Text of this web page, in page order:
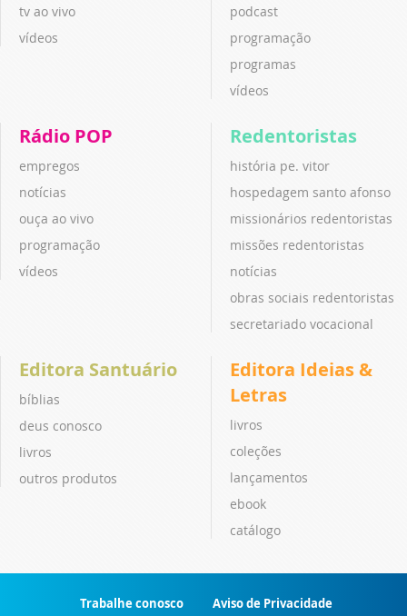
tv ao vivo
vídeos
podcast
programação
programas
vídeos
Rádio POP
empregos
notícias
ouça ao vivo
programação
vídeos
Redentoristas
história pe. vitor
hospedagem santo afonso
missionários redentoristas
missões redentoristas
notícias
obras sociais redentoristas
secretariado vocacional
Editora Santuário
bíblias
deus conosco
livros
outros produtos
Editora Ideias &
Letras
livros
coleções
lançamentos
ebook
catálogo
Trabalhe conosco Aviso de Privacidade